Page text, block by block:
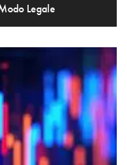
Legale